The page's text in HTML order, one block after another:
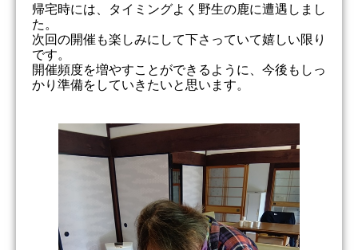
帰宅時には、タイミングよく野生の鹿に遭遇しまし
た。
次回の開催も楽しみにして下さっていて嬉しい限り
です。
開催頻度を増やすことができるように、今後もしっ
かり準備をしていきたいと思います。